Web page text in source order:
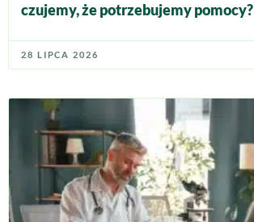
czujemy, że potrzebujemy pomocy?
28 LIPCA 2026